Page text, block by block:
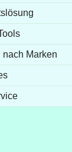
nach Marken